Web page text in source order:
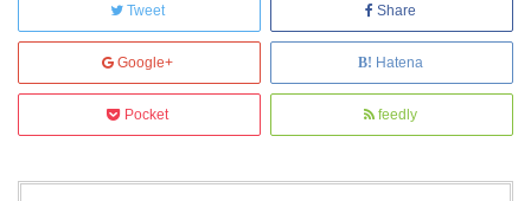
Tweet Share
Google+ Hatena
Pocket feedly